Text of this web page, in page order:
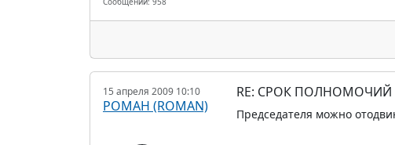
15 апреля 2009 10:10
РОМАН (ROMAN)
RE: СРОК ПОЛНОМОЧИЙ
Председателя можно